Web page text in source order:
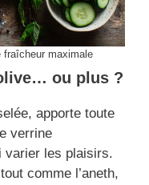
fraîcheur maximale
ou plus ?
apporte toute
verrine
varier les plaisirs.
comme l’aneth,